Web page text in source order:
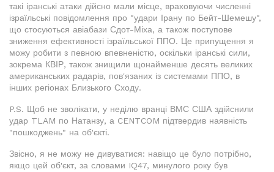
такі іранські атаки дійсно мали місце, враховуючи численні
ізраїльські повідомлення про "удари Ірану по Бейт-Шемешу",
що стосуються авіабази Сдот-Міха, а також поступове
зниження ефективності ізраїльської ППО. Це припущення я
можу робити з певною впевненістю, оскільки іранські сили,
зокрема КВІР, також знищили щонайменше десять великих
американських радарів, пов'язаних із системами ППО, в
інших регіонах Близького Сходу.
P.S. Щоб не зволікати, у неділю вранці ВМС США здійснили
удар TLAM по Натанзу, а CENTCOM підтвердив наявність
"пошкоджень" на об'єкті.
Звісно, я не можу не дивуватися: навіщо це було потрібно,
якщо цей об'єкт, за словами IQ47, минулого року був